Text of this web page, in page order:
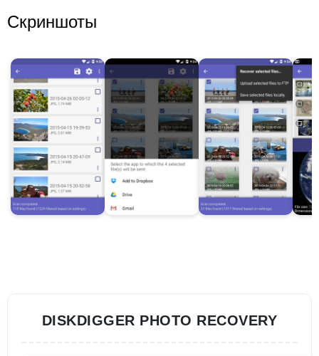
Скриншоты
DISKDIGGER PHOTO RECOVERY